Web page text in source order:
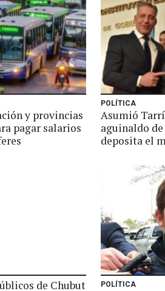
y provincias
pagar salarios
POLÍTICA
Asumió
aguinaldo
deposita el
de Chubut
POLÍTICA